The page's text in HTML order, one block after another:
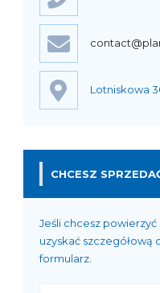
Lotniskowa
CHCESZ
Jeśli chcesz
uzyskać szczegółową
formularz.